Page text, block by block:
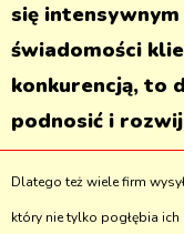
się
świadomości
konkurencją, to
podnosić i
Dlatego też wiele firm
który nie tylko pogłębia